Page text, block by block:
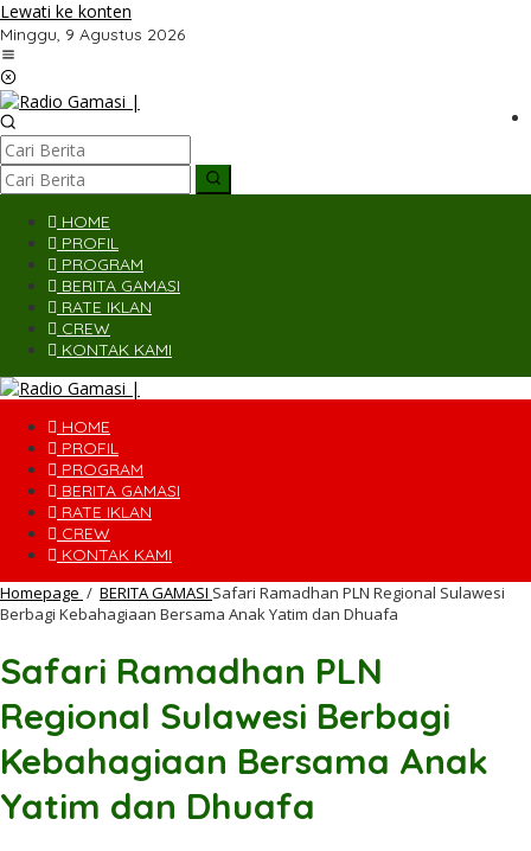
Lewati ke konten
Minggu, 9 Agustus 2026
HOME
PROFIL
PROGRAM
BERITA GAMASI
RATE IKLAN
CREW
KONTAK KAMI
HOME
PROFIL
PROGRAM
BERITA GAMASI
RATE IKLAN
CREW
KONTAK KAMI
Homepage / BERITA GAMASI Safari Ramadhan PLN Regional Sulawesi
Berbagi Kebahagiaan Bersama Anak Yatim dan Dhuafa
Safari Ramadhan PLN
Regional Sulawesi Berbagi
Kebahagiaan Bersama Anak
Yatim dan Dhuafa